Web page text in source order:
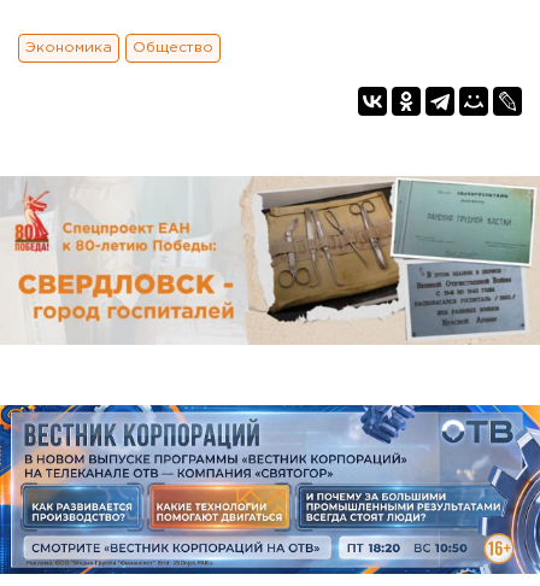
Экономика Общество